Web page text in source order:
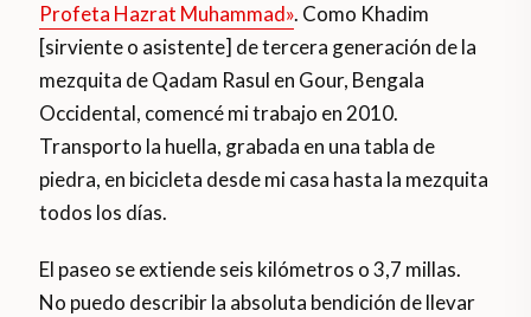
Profeta Hazrat Muhammad». Como Khadim
[sirviente o asistente] de tercera generación de la
mezquita de Qadam Rasul en Gour, Bengala
Occidental, comencé mi trabajo en 2010.
Transporto la huella, grabada en una tabla de
piedra, en bicicleta desde mi casa hasta la mezquita
todos los días.
El paseo se extiende seis kilómetros o 3,7 millas.
No puedo describir la absoluta bendición de llevar